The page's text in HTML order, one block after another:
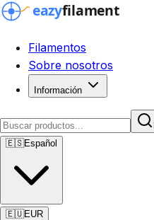
Filamentos
Sobre nosotros
Información
🇪🇸Español
🇪🇺EUR